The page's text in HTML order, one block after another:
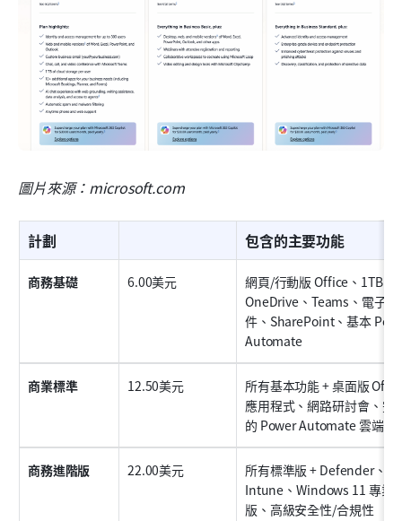
圖片來源：microsoft.com
計劃 包含的主要功能
商務基礎 6.00美元
網頁/行動版 Office、1TB
OneDrive、Teams、電子郵
件、SharePoint、基本
Automate
商業標準 12.50美元
所有基本功能 + 桌面版
應用程式、網路研討會、完
的 Power Automate 雲端流
商務進階版 22.00美元
所有標準版 + Defender、
Intune、Windows 11 專業
版、高級安全性/合規性